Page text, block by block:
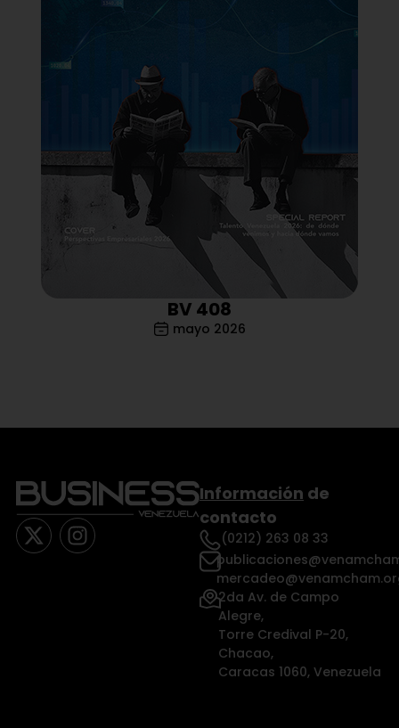
BV 408
mayo 2026
Información de
contacto
(0212) 263 08 33
2da Av. de Campo
Alegre,
Torre Credival P-20,
Chacao,
Caracas 1060, Venezuela